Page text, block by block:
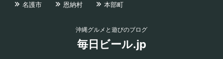
名護市 恩納村 本部町
沖縄グルメと遊びのブログ
毎日ビール.jp